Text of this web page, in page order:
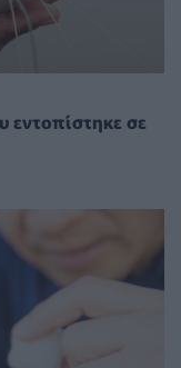
εντοπίστηκε σε